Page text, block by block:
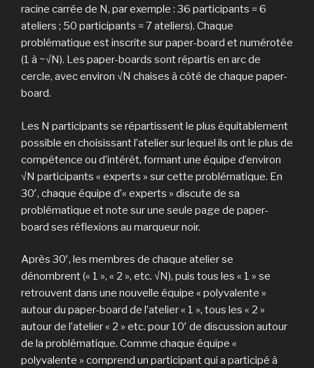
racine carrée de N, par exemple : 36 participants = 6
ateliers ; 50 participants = 7 ateliers). Chaque
problématique est inscrite sur paper-board et numérotée
(1 à ~√N). Les paper-boards sont répartis en arc de
cercle, avec environ √N chaises à côté de chaque paper-
board.
Les N participants se répartissent le plus équitablement
possible en choisissant l’atelier sur lequel ils ont le plus de
compétence ou d’intérêt, formant une équipe d’environ
√N participants « experts » sur cette problématique. En
30′, chaque équipe d’« experts » discute de sa
problématique et note sur une seule page de paper-
board ses réflexions au marqueur noir.
Après 30′, les membres de chaque atelier se
dénombrent (« 1 », « 2 », etc. √N), puis tous les « 1 » se
retrouvent dans une nouvelle équipe « polyvalente »
autour du paper-board de l’atelier « 1 », tous les « 2 »
autour de l’atelier « 2 » etc. pour 10′ de discussion autour
de la problématique. Comme chaque équipe «
polyvalente » comprend un participant qui a participé à